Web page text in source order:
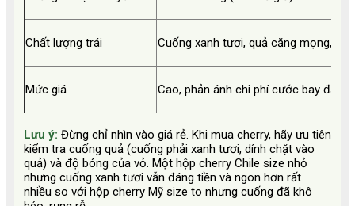
Chất lượng trái Cuống xanh tươi, quả căng mọng,
Mức giá Cao, phản ánh chi phí cước bay đắt
Lưu ý: Đừng chỉ nhìn vào giá rẻ. Khi mua cherry, hãy ưu tiên
kiểm tra cuống quả (cuống phải xanh tươi, dính chặt vào
quả) và độ bóng của vỏ. Một hộp cherry Chile size nhỏ
nhưng cuống xanh tươi vẫn đáng tiền và ngon hơn rất
nhiều so với hộp cherry Mỹ size to nhưng cuống đã khô